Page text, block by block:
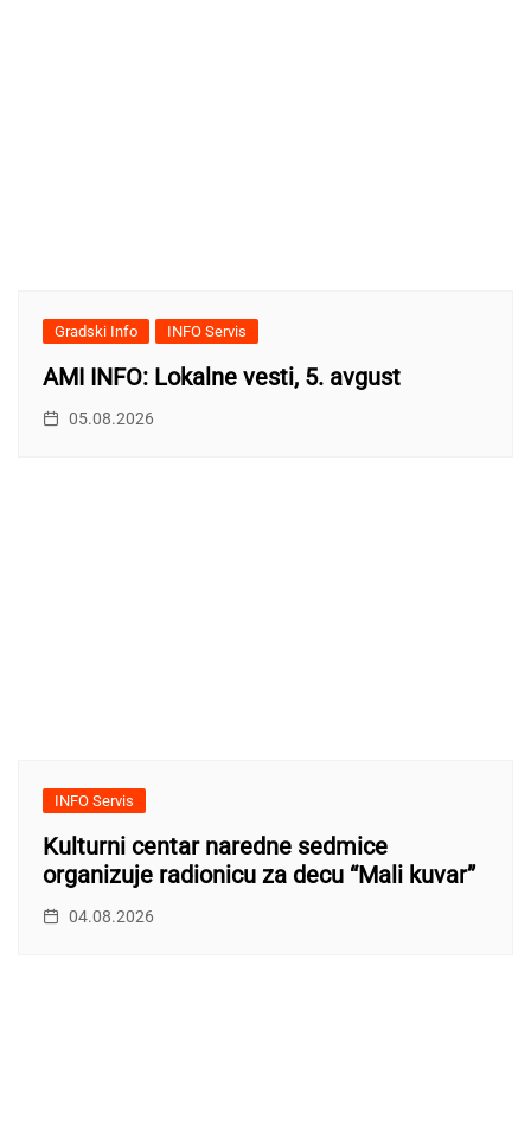
Gradski Info INFO Servis
AMI INFO: Lokalne vesti, 5. avgust
05.08.2026
INFO Servis
Kulturni centar naredne sedmice
organizuje radionicu za decu “Mali kuvar”
04.08.2026